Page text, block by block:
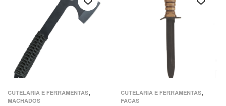
CUTELARIA E FERRAMENTAS,
MACHADOS
CUTELARIA E FERRAMENTAS,
FACAS